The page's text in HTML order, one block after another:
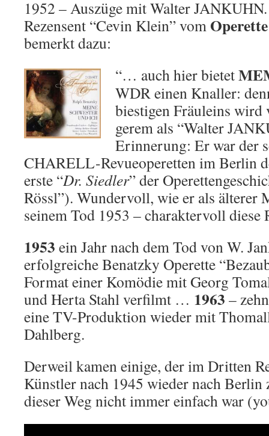
1952 – Auszüge mit Walter
Rezensent “Cevin Klein” vom
bemerkt dazu:
“… auch hier bietet
WDR einen Knaller:
biestigen Fräuleins
gerem als “Walter
Erinnerung: Er war der
CHARELL-Revueoperetten im Berlin
erste “Dr. Siedler” der
Rössl”). Wundervoll, wie er als älterer
seinem Tod 1953 – charaktervoll diese
1953 ein Jahr nach dem Tod von W.
erfolgreiche Benatzky Operette
Format einer Komödie mit Georg
und Herta Stahl verfilmt … 1963–
eine TV-Produktion wieder mit
Dahlberg.
Derweil kamen einige, der im Dritten
Künstler nach 1945 wieder nach Berlin
dieser Weg nicht immer einfach war